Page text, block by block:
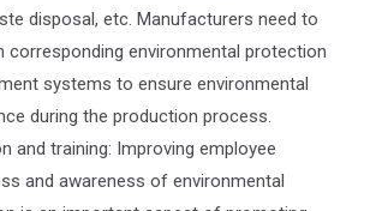
disposal, etc. Manufacturers need to
corresponding environmental protection
systems to ensure environmental
during the production process.
and training: Improving employee
and awareness of environmental